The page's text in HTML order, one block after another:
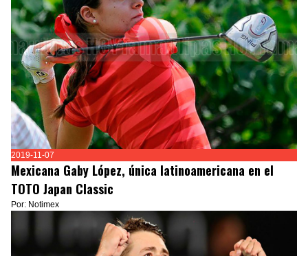
2019-11-07
Mexicana Gaby López, única latinoamericana en el
TOTO Japan Classic
Por: Notimex